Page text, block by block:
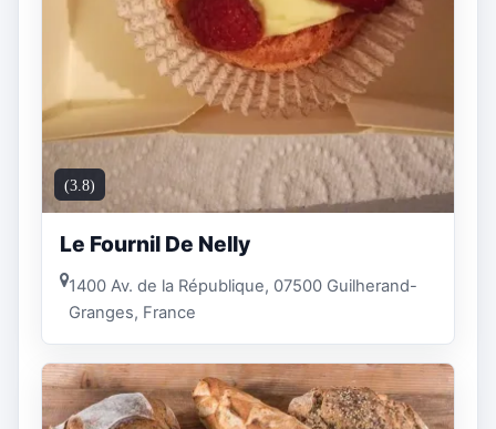
(3.8)
Le Fournil De Nelly
1400 Av. de la République, 07500 Guilherand-
Granges, France